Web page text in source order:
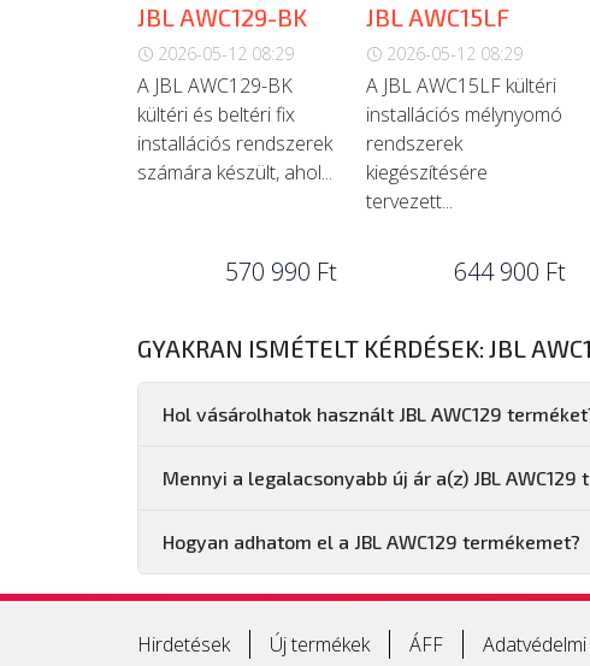
JBL AWC129-BK
2026-05-12 08:29
A JBL AWC129-BK
kültéri és beltéri fix
installációs rendszerek
számára készült, ahol...
570 990 Ft
JBL AWC15LF
2026-05-12 08:29
A JBL AWC15LF kültéri
installációs mélynyomó
rendszerek
kiegészítésére
tervezett...
644 900 Ft
GYAKRAN ISMÉTELT KÉRDÉSEK: JBL
Hol vásárolhatok használt JBL AWC129
Mennyi a legalacsonyabb új ár a(z) JBL AWC129
Hogyan adhatom el a JBL AWC129 termékemet?
Hirdetések Új termékek ÁFF